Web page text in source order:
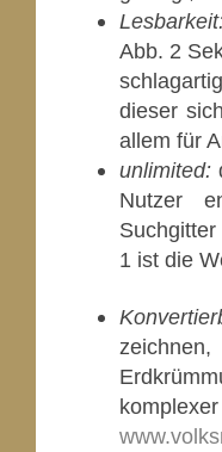
Abb. 2
dieser
allem für
unlimited:
Nutzer
1 ist die